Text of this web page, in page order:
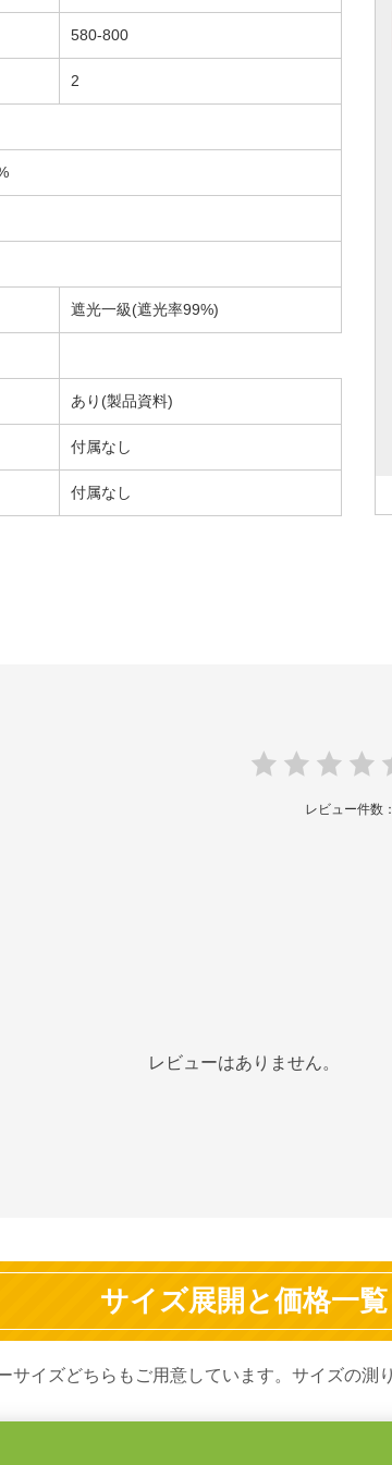
580-800
2
遮光一級(遮光率99%)
あり(製品資料)
付属なし
付属なし
レビュー件数：
レビューはありません。
サイズ展開と価格一覧
サイズどちらもご用意しています。サイズの測